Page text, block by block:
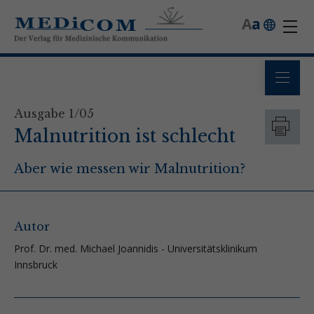
a
A
Ausgabe 1/05
Malnutrition ist schlecht
Aber wie messen wir Malnutrition?
Autor
Prof. Dr. med. Michael Joannidis - Universitätsklinikum
Innsbruck